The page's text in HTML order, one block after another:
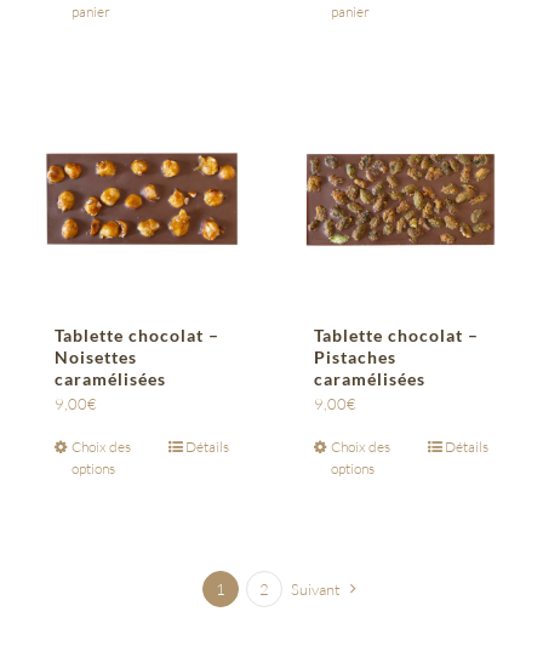
panier
panier
Tablette chocolat –
Noisettes
caramélisées
9,00€
Choix des
options
Détails
Tablette chocolat –
Pistaches
caramélisées
9,00€
Choix des
options
Détails
1 2 Suivant